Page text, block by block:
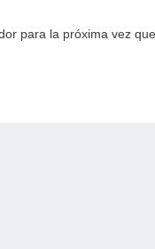
para la próxima vez